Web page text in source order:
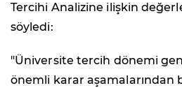
Tercihi Analizine ilişkin
söyledi:
"Üniversite tercih dönemi
önemli karar aşamalarından